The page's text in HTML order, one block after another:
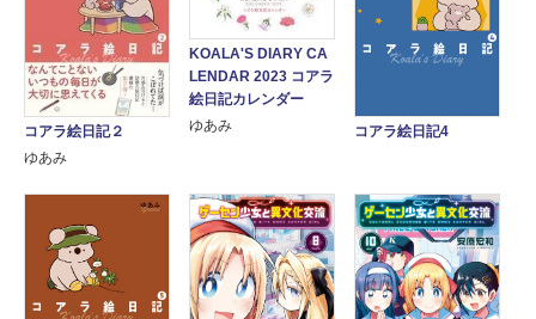
コアラ絵日記２
ゆあみ
KOALA'S DIARY CA
LENDAR 2023 コアラ
絵日記カレンダー
ゆあみ
コアラ絵日記4